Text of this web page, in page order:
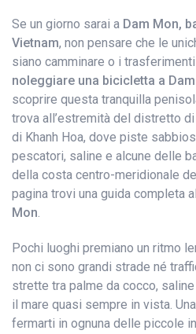
Se un giorno sarai a Dam Mon,
Vietnam, non pensare che le
siano camminare o i
noleggiare una bicicletta a
scoprire questa tranquilla
trova all’estremità del distretto
di Khanh Hoa, dove piste
pescatori, saline e alcune delle
della costa centro-meridionale
pagina trovi una guida completa al
Mon.
Pochi luoghi premiano un ritmo
non ci sono grandi strade né
strette tra palme da cocco,
il mare quasi sempre in vista.
fermarti in ognuna delle piccole